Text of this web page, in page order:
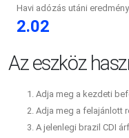
Havi adózás utáni
2.02
Az eszköz
Adja meg a kezdeti
Adja meg a felajánlott
A jelenlegi brazil CDI